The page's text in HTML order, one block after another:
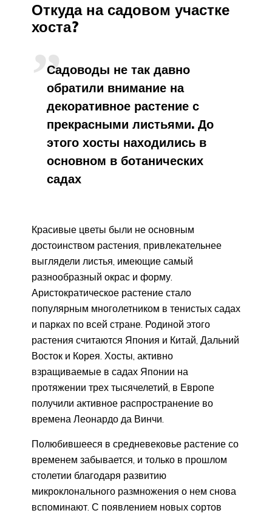
Откуда на садовом участке
хоста?
Садоводы не так давно
обратили внимание на
декоративное растение с
прекрасными листьями. До
этого хосты находились в
основном в ботанических
садах
Красивые цветы были не основным
достоинством растения, привлекательнее
выглядели листья, имеющие самый
разнообразный окрас и форму.
Аристократическое растение стало
популярным многолетником в тенистых садах
и парках по всей стране. Родиной этого
растения считаются Япония и Китай, Дальний
Восток и Корея. Хосты, активно
взращиваемые в садах Японии на
протяжении трех тысячелетий, в Европе
получили активное распространение во
времена Леонардо да Винчи.
Полюбившееся в средневековье растение со
временем забывается, и только в прошлом
столетии благодаря развитию
микроклонального размножения о нем снова
вспоминают. С появлением новых сортов